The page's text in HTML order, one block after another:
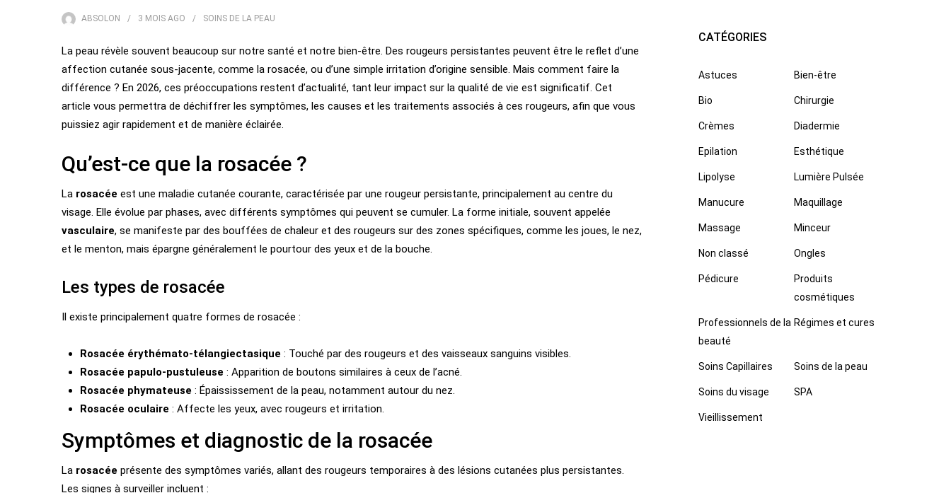
ABSOLON 3 MOIS AGO SOINS DE LA PEAU
La peau révèle souvent beaucoup sur notre santé et notre bien-être. Des rougeurs persistantes peuvent être le reflet d’une
affection cutanée sous-jacente, comme la rosacée, ou d’une simple irritation d’origine sensible. Mais comment faire la
différence ? En 2026, ces préoccupations restent d’actualité, tant leur impact sur la qualité de vie est significatif. Cet
article vous permettra de déchiffrer les symptômes, les causes et les traitements associés à ces rougeurs, afin que vous
puissiez agir rapidement et de manière éclairée.
Qu’est-ce que la rosacée ?
La rosacée est une maladie cutanée courante, caractérisée par une rougeur persistante, principalement au centre du
visage. Elle évolue par phases, avec différents symptômes qui peuvent se cumuler. La forme initiale, souvent appelée
vasculaire, se manifeste par des bouffées de chaleur et des rougeurs sur des zones spécifiques, comme les joues, le nez,
et le menton, mais épargne généralement le pourtour des yeux et de la bouche.
Les types de rosacée
Il existe principalement quatre formes de rosacée :
Rosacée érythémato-télangiectasique : Touché par des rougeurs et des vaisseaux sanguins visibles.
Rosacée papulo-pustuleuse : Apparition de boutons similaires à ceux de l’acné.
Rosacée phymateuse : Épaississement de la peau, notamment autour du nez.
Rosacée oculaire : Affecte les yeux, avec rougeurs et irritation.
Symptômes et diagnostic de la rosacée
La rosacée présente des symptômes variés, allant des rougeurs temporaires à des lésions cutanées plus persistantes.
Les signes à surveiller incluent :
CATÉGORIES
Astuces Bien-être
Bio Chirurgie
Crèmes Diadermie
Epilation Esthétique
Lipolyse Lumière Pulsée
Manucure Maquillage
Massage Minceur
Non classé Ongles
Pédicure
Produits
cosmétiques
Professionnels de la
beauté
Régimes et cures
Soins Capillaires Soins de la peau
Soins du visage SPA
Vieillissement